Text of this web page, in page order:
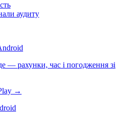
аудиту
— рахунки, час і погодження зі
→